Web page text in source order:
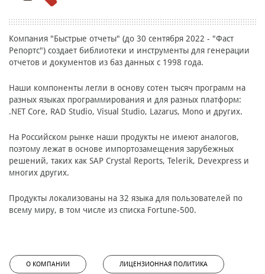
Компания "Быстрые отчеты" (до 30 сентября 2022 - "Фаст
Репортс") создает библиотеки и инструменты для генерации
отчетов и документов из баз данных c 1998 года.
Наши компоненты легли в основу сотен тысяч программ на
разных языках программирования и для разных платформ:
.NET Core, RAD Studio, Visual Studio, Lazarus, Mono и других.
На Российском рынке наши продукты не имеют аналогов,
поэтому лежат в основе импортозамещения зарубежных
решений, таких как SAP Crystal Reports, Telerik, Devexpress и
многих других.
Продукты локализованы на 32 языка для пользователей по
всему миру, в том числе из списка Fortune-500.
О КОМПАНИИ ЛИЦЕНЗИОННАЯ ПОЛИТИКА